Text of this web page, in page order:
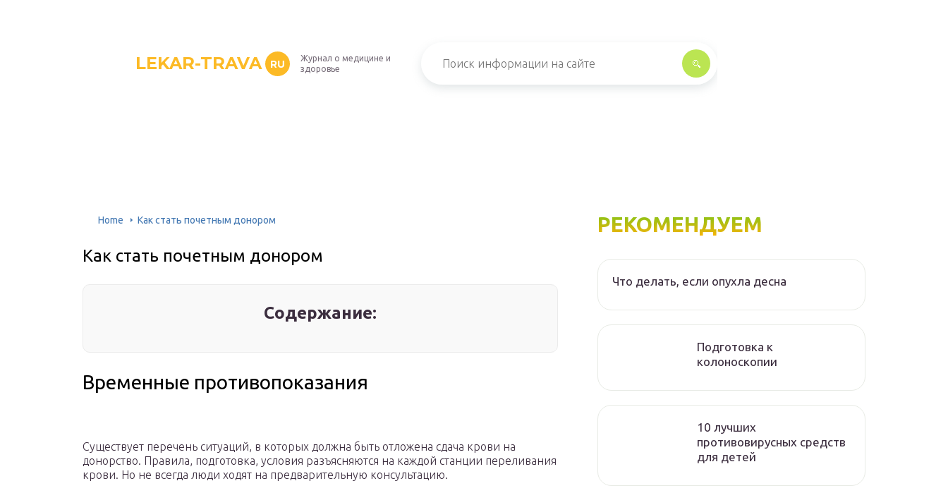
LEKAR-TRAVA RU
Журнал о медицине и
здоровье
Home Как стать почетным донором
Как стать почетным донором
Содержание:
Временные противопоказания
Существует перечень ситуаций, в которых должна быть отложена сдача крови на
донорство. Правила, подготовка, условия разъясняются на каждой станции переливания
крови. Но не всегда люди ходят на предварительную консультацию.
РЕКОМЕНДУЕМ
Что делать, если опухла десна
Подготовка к
колоноскопии
10 лучших
противовирусных средств
для детей